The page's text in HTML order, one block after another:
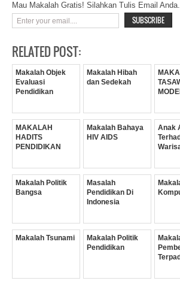
Mau Makalah Gratis! Silahkan Tulis Email Anda.
RELATED POST:
Makalah Objek
Evaluasi
Pendidikan
Makalah Hibah
dan Sedekah
MAKALAH
HADITS
PENDIDIKAN
Makalah Bahaya
HIV AIDS
Anak
Makalah Politik
Bangsa
Masalah
Pendidikan Di
Indonesia
Makalah Tsunami
Makalah Politik
Pendidikan